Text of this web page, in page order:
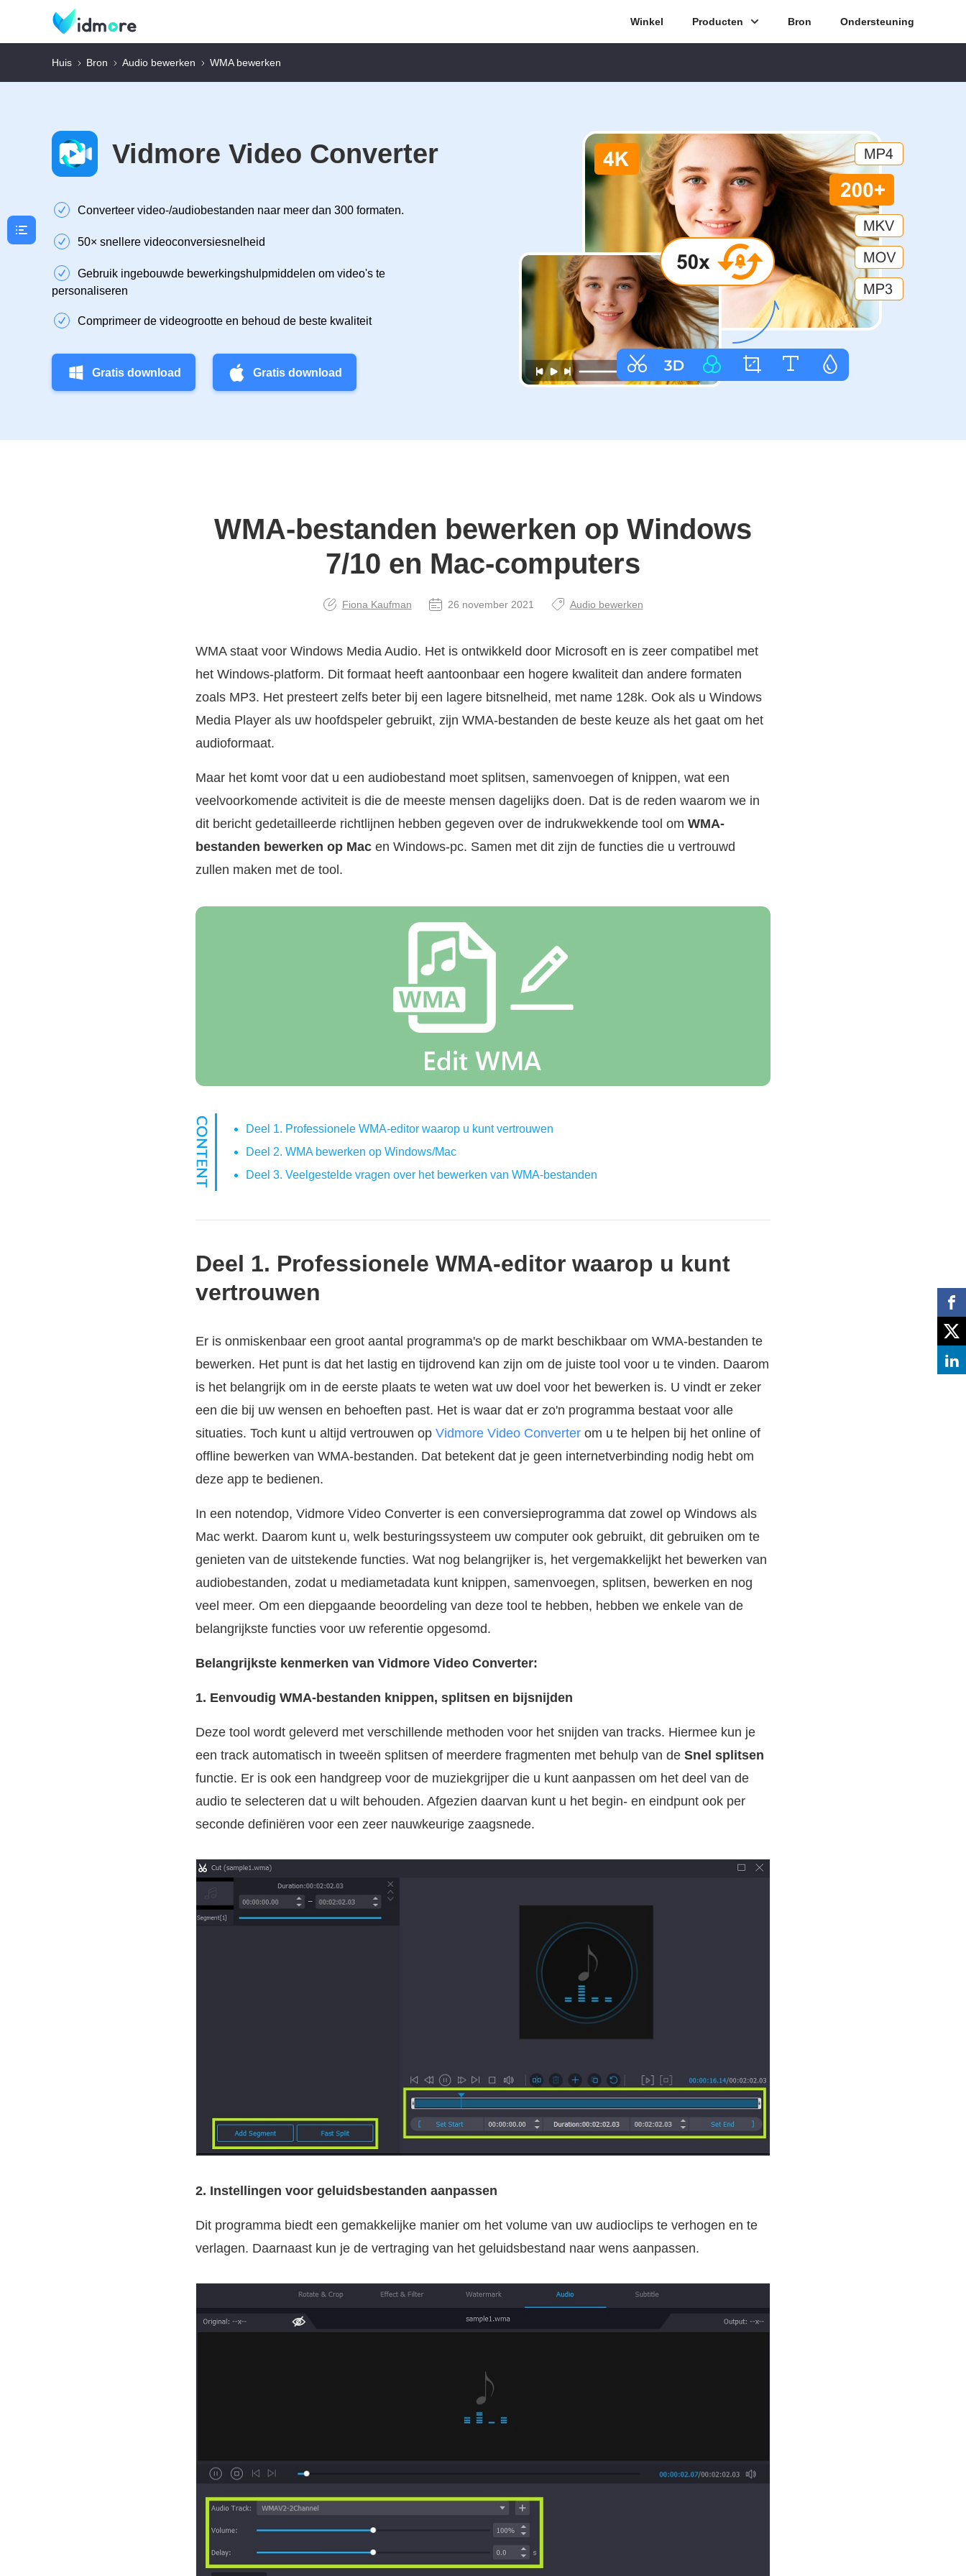
Winkel Producten Bron Ondersteuning
Huis Bron Audio bewerken WMA bewerken
Vidmore Video Converter
Converteer video-/audiobestanden naar meer dan 300 formaten.
50× snellere videoconversiesnelheid
Gebruik ingebouwde bewerkingshulpmiddelen om video's te
personaliseren
Comprimeer de videogrootte en behoud de beste kwaliteit
Gratis download Gratis download
WMA-bestanden bewerken op Windows
7/10 en Mac-computers
Fiona Kaufman 26 november 2021 Audio bewerken
WMA staat voor Windows Media Audio. Het is ontwikkeld door Microsoft en is zeer compatibel met
het Windows-platform. Dit formaat heeft aantoonbaar een hogere kwaliteit dan andere formaten
zoals MP3. Het presteert zelfs beter bij een lagere bitsnelheid, met name 128k. Ook als u Windows
Media Player als uw hoofdspeler gebruikt, zijn WMA-bestanden de beste keuze als het gaat om het
audioformaat.
Maar het komt voor dat u een audiobestand moet splitsen, samenvoegen of knippen, wat een
veelvoorkomende activiteit is die de meeste mensen dagelijks doen. Dat is de reden waarom we in
dit bericht gedetailleerde richtlijnen hebben gegeven over de indrukwekkende tool om WMA-
bestanden bewerken op Mac en Windows-pc. Samen met dit zijn de functies die u vertrouwd
zullen maken met de tool.
Deel 1. Professionele WMA-editor waarop u kunt vertrouwen
Deel 2. WMA bewerken op Windows/Mac
Deel 3. Veelgestelde vragen over het bewerken van WMA-bestanden
Deel 1. Professionele WMA-editor waarop u kunt
vertrouwen
Er is onmiskenbaar een groot aantal programma's op de markt beschikbaar om WMA-bestanden te
bewerken. Het punt is dat het lastig en tijdrovend kan zijn om de juiste tool voor u te vinden. Daarom
is het belangrijk om in de eerste plaats te weten wat uw doel voor het bewerken is. U vindt er zeker
een die bij uw wensen en behoeften past. Het is waar dat er zo'n programma bestaat voor alle
situaties. Toch kunt u altijd vertrouwen op Vidmore Video Converter om u te helpen bij het online of
offline bewerken van WMA-bestanden. Dat betekent dat je geen internetverbinding nodig hebt om
deze app te bedienen.
In een notendop, Vidmore Video Converter is een conversieprogramma dat zowel op Windows als
Mac werkt. Daarom kunt u, welk besturingssysteem uw computer ook gebruikt, dit gebruiken om te
genieten van de uitstekende functies. Wat nog belangrijker is, het vergemakkelijkt het bewerken van
audiobestanden, zodat u mediametadata kunt knippen, samenvoegen, splitsen, bewerken en nog
veel meer. Om een diepgaande beoordeling van deze tool te hebben, hebben we enkele van de
belangrijkste functies voor uw referentie opgesomd.
Belangrijkste kenmerken van Vidmore Video Converter:
1. Eenvoudig WMA-bestanden knippen, splitsen en bijsnijden
Deze tool wordt geleverd met verschillende methoden voor het snijden van tracks. Hiermee kun je
een track automatisch in tweeën splitsen of meerdere fragmenten met behulp van de Snel splitsen
functie. Er is ook een handgreep voor de muziekgrijper die u kunt aanpassen om het deel van de
audio te selecteren dat u wilt behouden. Afgezien daarvan kunt u het begin- en eindpunt ook per
seconde definiëren voor een zeer nauwkeurige zaagsnede.
2. Instellingen voor geluidsbestanden aanpassen
Dit programma biedt een gemakkelijke manier om het volume van uw audioclips te verhogen en te
verlagen. Daarnaast kun je de vertraging van het geluidsbestand naar wens aanpassen.